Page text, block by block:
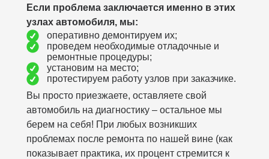
Если проблема заключается именно в этих
узлах автомобиля, мы:
оперативно демонтируем их;
проведем необходимые отладочные и
ремонтные процедуры;
установим на место;
протестируем работу узлов при заказчике.
Вы просто приезжаете, оставляете свой
автомобиль на диагностику – остальное мы
берем на себя! При любых возникших
проблемах после ремонта по нашей вине (как
показывает практика, их процент стремится к